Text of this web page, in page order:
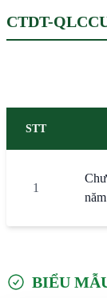
CTDT-
STT
1
BIỂU